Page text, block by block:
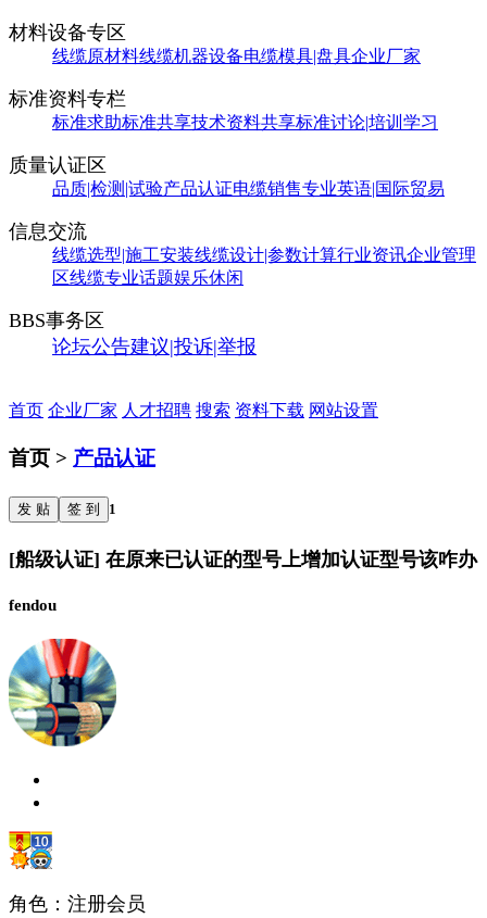
材料设备专区
线缆原材料线缆机器设备电缆模具|盘具企业厂家
标准资料专栏
标准求助标准共享技术资料共享标准讨论|培训学习
质量认证区
品质|检测|试验产品认证电缆销售专业英语|国际贸易
信息交流
线缆选型|施工安装线缆设计|参数计算行业资讯企业管理
区线缆专业话题娱乐休闲
BBS事务区
论坛公告建议|投诉|举报
首页 企业厂家 人才招聘 搜索 资料下载 网站设置
首页 > 产品认证
发 贴 签 到 1
[船级认证] 在原来已认证的型号上增加认证型号该咋办
fendou
角色：注册会员